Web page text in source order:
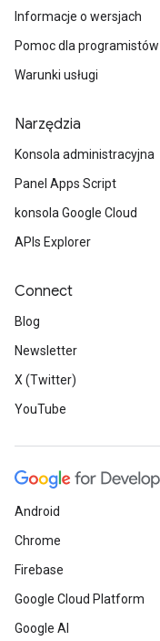
Informacje o wersjach
Pomoc dla programistów
Warunki usługi
Narzędzia
Konsola administracyjna
Panel Apps Script
konsola Google Cloud
APIs Explorer
Connect
Blog
Newsletter
X (Twitter)
YouTube
Android
Chrome
Firebase
Google Cloud Platform
Google AI